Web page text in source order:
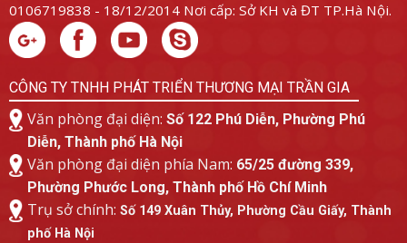
0106719838 - 18/12/2014 Nơi cấp: Sở KH và ĐT TP.Hà Nội.
CÔNG TY TNHH PHÁT TRIỂN THƯƠNG MẠI TRẦN GIA
Văn phòng đại diện: Số 122 Phú Diễn, Phường Phú
Diễn, Thành phố Hà Nội
Văn phòng đại diện phía Nam: 65/25 đường 339,
Phường Phước Long, Thành phố Hồ Chí Minh
Trụ sở chính: Số 149 Xuân Thủy, Phường Cầu Giấy, Thành
phố Hà Nội